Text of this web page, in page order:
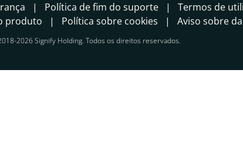
Política de fim do suporte
Termos de
produto
Política sobre cookies Aviso sobre
2026 Signify Holding. Todos os direitos reservados.